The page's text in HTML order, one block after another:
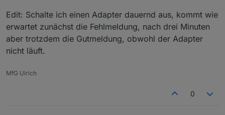
Edit: Schalte ich einen Adapter dauernd aus, kommt wie
erwartet zunächst die Fehlmeldung, nach drei Minuten
aber trotzdem die Gutmeldung, obwohl der Adapter
nicht läuft.
MfG Ulrich
0